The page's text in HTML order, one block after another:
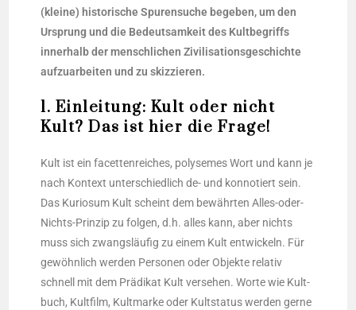
(klei­ne) his­to­ri­sche Spu­ren­su­che bege­ben, um den
Ursprung und die Bedeut­sam­keit des Kult­be­griffs
inner­halb der mensch­li­chen Zivi­li­sa­ti­ons­ge­schich­te
auf­zu­ar­bei­ten und zu skizzieren.
1. Einleitung: Kult oder nicht
Kult? Das ist hier die Frage!
Kult ist ein facet­ten­rei­ches, poly­se­mes Wort und kann je
nach Kon­text unter­schied­lich de- und kon­no­tiert sein.
Das Kurio­sum Kult scheint dem bewähr­ten Alles-oder-
Nichts-Prin­zip zu fol­gen, d.h. alles kann, aber nichts
muss sich zwangs­läu­fig zu einem Kult ent­wi­ckeln. Für
gewöhn­lich wer­den Per­so­nen oder Objek­te rela­tiv
schnell mit dem Prä­di­kat Kult ver­se­hen. Wor­te wie Kult­
buch, Kult­film, Kult­mar­ke oder Kult­sta­tus wer­den ger­ne